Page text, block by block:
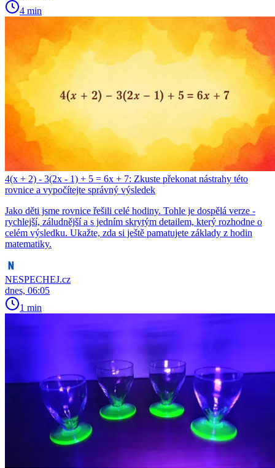
4 min
4(x + 2) - 3(2x - 1) + 5 = 6x + 7: Zkuste překonat nástrahy této
rovnice a vypočítejte správný výsledek
Jako děti jsme rovnice řešili celé hodiny. Tohle je dospělá verze -
rychlejší, záludnější a s jedním skrytým detailem, který rozhodne o
celém výsledku. Ukažte, zda si ještě pamatujete základy z hodin
matematiky.
NESPECHEJ.cz
dnes, 06:05
1 min